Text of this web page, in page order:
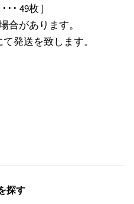
･･ 49枚 ]
があります。
発送を致します。
探す